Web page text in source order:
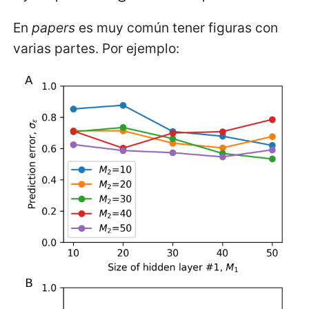
Enpapers es muy común tener figuras con
varias partes. Por ejemplo: